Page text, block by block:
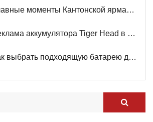
моменты Кантонской ярмарки: Вас ждет оживленный стенд Tiger Head Battery!
аккумулятора Tiger Head в метро уже доступна
выбрать подходящую батарею для ваших смарт-устройств?